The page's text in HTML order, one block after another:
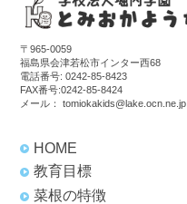
〒965-0059
福島県会津若松市インター西68
電話番号:0242-85-8423
FAX番号:0242-85-8424
メール：tomiokakids@lake.ocn.ne.jp
HOME
教育目標
菜根の特徴